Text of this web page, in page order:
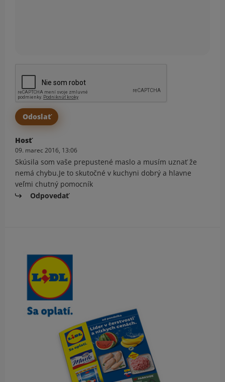
Hosť
09. marec 2016, 13:06
Skúsila som vaše prepustené maslo a musím uznať že
nemá chybu.Je to skutočné v kuchyni dobrý a hlavne
veľmi chutný pomocník
Odpovedať